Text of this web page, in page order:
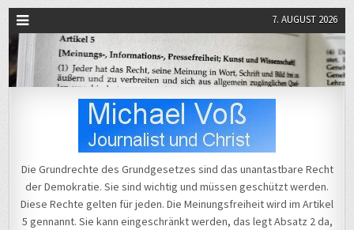
7. AUGUST 2026
Michael Voß
Die Grundrechte des Grundgesetzes sind das unantastbare Recht
der Demokratie. Sie sind wichtig und müssen geschützt werden.
Diese Rechte gelten für jeden. Die Meinungsfreiheit wird im Artikel
5 gennannt. Sie kann eingeschränkt werden, das legt Absatz 2 da,